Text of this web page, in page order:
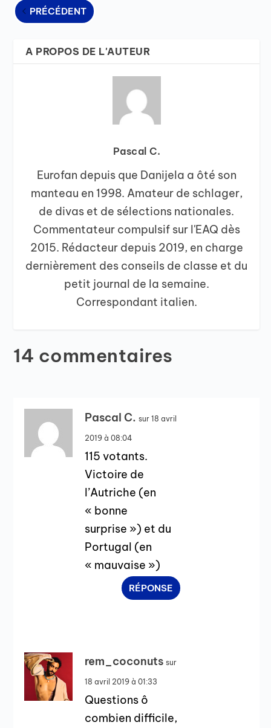
PRÉCÉDENT
A PROPOS DE L'AUTEUR
Pascal C.
Eurofan depuis que Danijela a ôté son
manteau en 1998. Amateur de schlager,
de divas et de sélections nationales.
Commentateur compulsif sur l'EAQ dès
2015. Rédacteur depuis 2019, en charge
dernièrement des conseils de classe et du
petit journal de la semaine.
Correspondant italien.
14 commentaires
Pascal C. sur 18 avril
2019 à 08:04
115 votants.
Victoire de
l’Autriche (en
« bonne
surprise ») et du
Portugal (en
« mauvaise »)
RÉPONSE
rem_coconuts sur
18 avril 2019 à 01:33
Questions ô
combien difficile,